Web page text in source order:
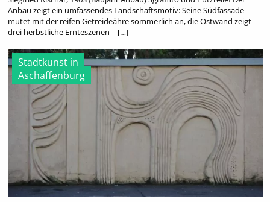
Anbau zeigt ein umfassendes Landschaftsmotiv: Seine Südfassade
mutet mit der reifen Getreideähre sommerlich an, die Ostwand zeigt
drei herbstliche Ernteszenen – […]
Stadtkunst in
Aschaffenburg